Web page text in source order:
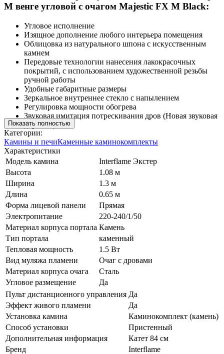
М венге угловой с очагом Majestic FX M Black:
Угловое исполнение
Изящное дополнение любого интерьера помещения
Облицовка из натурального шпона с искусственным
камнем
Передовые технологии нанесения лакокрасочных
покрытий, с использованием художественной резьбы
ручной работы
Удобные габаритные размеры
Зеркальное внутреннее стекло с напылением
Регулировка мощности обогрева
Звуковая имитация потрескивания дров (Новая звуковая
дорожка)
Показать полностью
Категории:
Камины и печиКаменные каминокомплекты
Характеристики
Модель камина
Interflame Экстер
Высота
1.08 м
Ширина
1.3 м
Длина
0.65 м
Форма лицевой панели
Прямая
Электропитание
220-240/1/50
Материал корпуса портала Камень
Тип портала
каменный
Тепловая мощность
1.5 Вт
Вид муляжа пламени
Очаг с дровами
Материал корпуса очага
Сталь
Угловое размещение
Да
Пульт дистанционного управления Да
Эффект живого пламени
Да
Установка камина
Каминокомплект (камень)
Способ установки
Пристенный
Дополнительная информация
Катет 84 см
Бренд
Interflame